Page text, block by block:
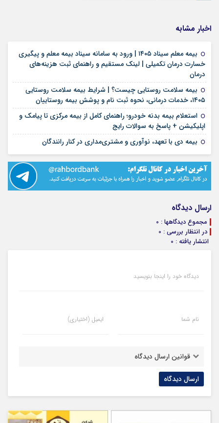
اخبار مشابه
بیمه معلم سیناد ۱۴۰۵ | ورود به سامانه سیناد بیمه معلم و پیگیری
خسارت درمان تکمیلی | لینک مستقیم و راهنمای ثبت هزینه‌های
درمان
بیمه سلامت روستایی چیست؟ | شرایط بیمه سلامت روستایی
۱۴۰۵، خدمات درمانی، نحوه ثبت نام و پوشش بیمه روستاییان
استعلام بیمه بدنه خودرو؛ راهنمای کامل از بیمه مرکزی تا پیامک و
اپلیکیشن + پاسخ به سوالات رایج
بیمه دی با تعهد، نوآوری و مشتری‌مداری در کنار رانندگان
ارسال دیدگاه
مجموع دیدگاهها : 0
در انتظار بررسی : 0
انتشار یافته : 0
دیدگاه خود را اینجا بنویسید
نام شما ایمیل (اختیاری)
قوانین ارسال دیدگاه